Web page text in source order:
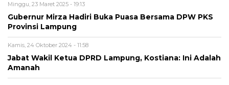
Minggu, 23 Maret 2025 - 19:13
Gubernur Mirza Hadiri Buka Puasa Bersama DPW PKS
Provinsi Lampung
Kamis, 24 Oktober 2024 - 11:58
Jabat Wakil Ketua DPRD Lampung, Kostiana: Ini Adalah
Amanah